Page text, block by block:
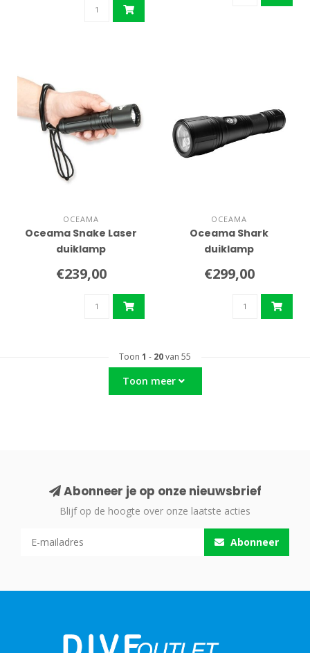
OCEAMA
Oceama Snake Laser
duiklamp
€239,00
OCEAMA
Oceama Shark
duiklamp
€299,00
Toon 1 - 20van 55
Toon meer
Abonneer je op onze nieuwsbrief
Blijf op de hoogte over onze laatste acties
Abonneer